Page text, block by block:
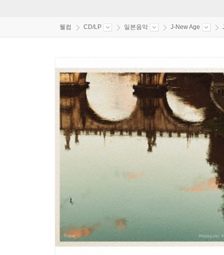
웰컴 CD/LP 일본음악 J-New Age